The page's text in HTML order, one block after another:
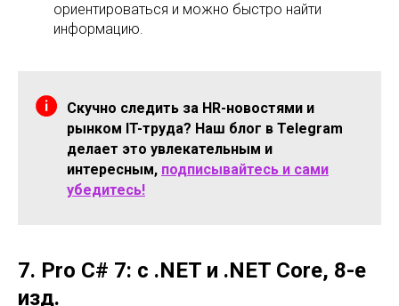
ориентироваться и можно быстро найти
информацию.
Скучно следить за HR-новостями и
рынком IT-труда? Наш блог в Telegram
делает это увлекательным и
интересным, подписывайтесь и сами
убедитесь!
7. Pro C# 7: с .NET и .NET Core, 8-е
изд.